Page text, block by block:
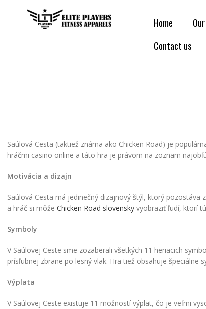
Home
Contact us
Saúlová Cesta (taktiež známa ako Chicken Road) je
hráčmi casino online a táto hra je právom na zoznam
Motivácia a dizajn
Saúlová Cesta má jedinečný dizajnový štýl, ktorý
a hráč si môže Chicken Road slovensky vyobraziť ľudí, ktorí
Symboly
V Saúlovej Ceste sme zozaberali všetkých 11 heriacich
prísľubnej zbrane po lesný vlak. Hra tiež obsahuje špeciálne
Výplata
V Saúlovej Ceste existuje 11 možností výplat, čo je veľmi